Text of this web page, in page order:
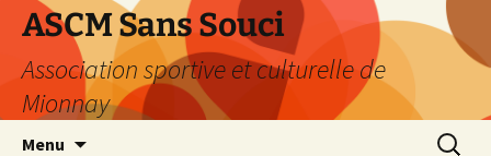
Aller
contenu
ASCM Sans Souci
Association sportive et culturelle de
Mionnay
Menu